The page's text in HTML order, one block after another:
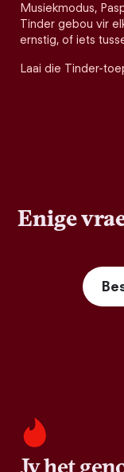
Musiekmodus,
Tinder gebou vir
ernstig, of iets
Laai die Tinder-
Enige
Jy het